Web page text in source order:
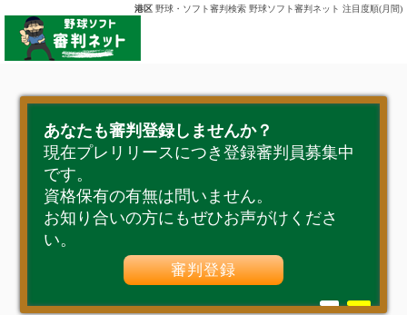
港区 野球・ソフト審判検索 野球ソフト審判ネット 注目度順(月間)
あなたも審判登録しませんか？
現在プレリリースにつき登録審判員募集中
です。
資格保有の有無は問いません。
お知り合いの方にもぜひお声がけくださ
い。
審判登録